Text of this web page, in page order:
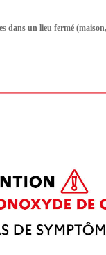
dans un lieu fermé